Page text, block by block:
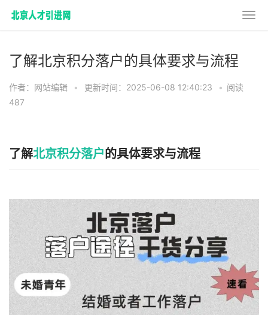
了解北京积分落户的具体要求与流程
作者：网站编辑 • 更新时间：2025-06-08 12:40:23 • 阅读
487
了解北京积分落户的具体要求与流程